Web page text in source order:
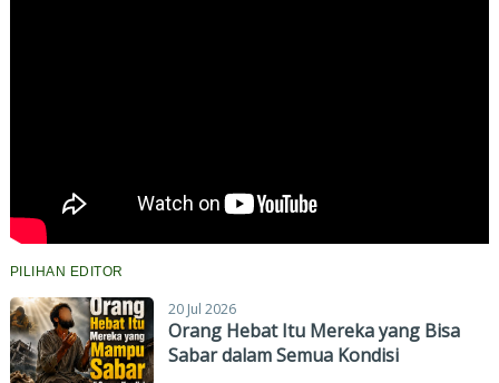
PILIHAN EDITOR
20 Jul 2026
Orang Hebat Itu Mereka yang Bisa
Sabar dalam Semua Kondisi